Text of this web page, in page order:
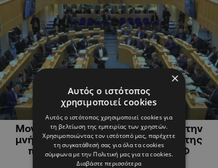
Μονόλεπτη σιγή στην Ολομέλεια στην
μνήμη των θυμάτων στο Μαρί και της
πτώσης του ελικοπτέρου της ΕΦ
×
Αυτός ο ιστότοπος
χρησιμοποιεί cookies
Αυτός ο ιστότοπος χρησιμοποιεί cookies για
τη βελτίωση της εμπειρίας των χρηστών.
Χρησιμοποιώντας τον ιστότοπό μας, παρέχετε
τη συγκατάθεσή σας για όλα τα cookies
σύμφωνα με την Πολιτική μας για τα cookies.
Διαβάστε περισσότερα